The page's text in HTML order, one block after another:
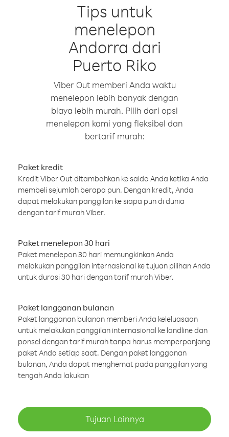
Tips untuk
menelepon
Andorra dari
Puerto Riko
Viber Out memberi Anda waktu
menelepon lebih banyak dengan
biaya lebih murah. Pilih dari opsi
menelepon kami yang fleksibel dan
bertarif murah:
Paket kredit
Kredit Viber Out ditambahkan ke saldo Anda ketika Anda
membeli sejumlah berapa pun. Dengan kredit, Anda
dapat melakukan panggilan ke siapa pun di dunia
dengan tarif murah Viber.
Paket menelepon 30 hari
Paket menelepon 30 hari memungkinkan Anda
melakukan panggilan internasional ke tujuan pilihan Anda
untuk durasi 30 hari dengan tarif murah Viber.
Paket langganan bulanan
Paket langganan bulanan memberi Anda keleluasaan
untuk melakukan panggilan internasional ke landline dan
ponsel dengan tarif murah tanpa harus memperpanjang
paket Anda setiap saat. Dengan paket langganan
bulanan, Anda dapat menghemat pada panggilan yang
tengah Anda lakukan
Tujuan Lainnya